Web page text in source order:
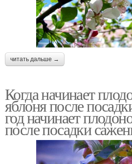
читать дальше →
Когда начинает
яблоня после
год начинает
после посадки